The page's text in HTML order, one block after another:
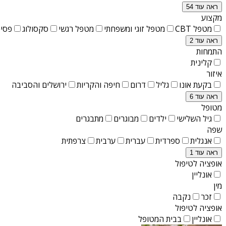
ראה עוד 54
מקצוע
מטפל CBT
מטפל זוגי ומשפחתי מטפל רגשי סקסולוג
ראה עוד 2
התמחות
קלינית
איזור
בקעת אונו
גליל דרום חיפה והקריות ירושלים והסביבה
ראה עוד 6
מטופל
גיל השלישי
ילדים מבוגרים
מתבגרים
שפה
אנגלית
ספרדית עברית ערבית צרפתית
ראה עוד 1
אופציה לטיפול
אונליין
מין
זכר
נקבה
אופציה לטיפול
אונליין
בבית המטופל